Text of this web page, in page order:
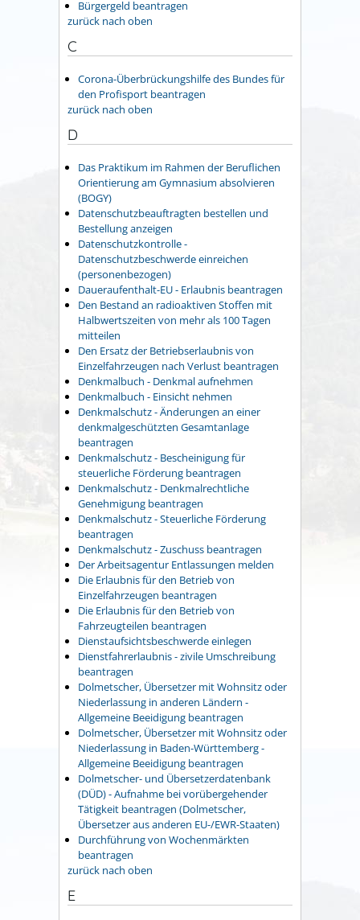
Bürgergeld beantragen
zurück nach oben
C
Corona-Überbrückungshilfe des Bundes für
den Profisport beantragen
zurück nach oben
D
Das Praktikum im Rahmen der Beruflichen
Orientierung am Gymnasium absolvieren
(BOGY)
Datenschutzbeauftragten bestellen und
Bestellung anzeigen
Datenschutzkontrolle -
Datenschutzbeschwerde einreichen
(personenbezogen)
Daueraufenthalt-EU - Erlaubnis beantragen
Den Bestand an radioaktiven Stoffen mit
Halbwertszeiten von mehr als 100 Tagen
mitteilen
Den Ersatz der Betriebserlaubnis von
Einzelfahrzeugen nach Verlust beantragen
Denkmalbuch - Denkmal aufnehmen
Denkmalbuch - Einsicht nehmen
Denkmalschutz - Änderungen an einer
denkmalgeschützten Gesamtanlage
beantragen
Denkmalschutz - Bescheinigung für
steuerliche Förderung beantragen
Denkmalschutz - Denkmalrechtliche
Genehmigung beantragen
Denkmalschutz - Steuerliche Förderung
beantragen
Denkmalschutz - Zuschuss beantragen
Der Arbeitsagentur Entlassungen melden
Die Erlaubnis für den Betrieb von
Einzelfahrzeugen beantragen
Die Erlaubnis für den Betrieb von
Fahrzeugteilen beantragen
Dienstaufsichtsbeschwerde einlegen
Dienstfahrerlaubnis - zivile Umschreibung
beantragen
Dolmetscher, Übersetzer mit Wohnsitz oder
Niederlassung in anderen Ländern -
Allgemeine Beeidigung beantragen
Dolmetscher, Übersetzer mit Wohnsitz oder
Niederlassung in Baden-Württemberg -
Allgemeine Beeidigung beantragen
Dolmetscher- und Übersetzerdatenbank
(DÜD) - Aufnahme bei vorübergehender
Tätigkeit beantragen (Dolmetscher,
Übersetzer aus anderen EU-/EWR-Staaten)
Durchführung von Wochenmärkten
beantragen
zurück nach oben
E